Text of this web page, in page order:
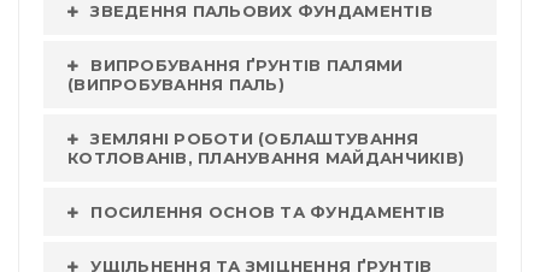
ЗВЕДЕННЯ ПАЛЬОВИХ ФУНДАМЕНТІВ
ВИПРОБУВАННЯ ҐРУНТІВ ПАЛЯМИ
(ВИПРОБУВАННЯ ПАЛЬ)
ЗЕМЛЯНІ РОБОТИ (ОБЛАШТУВАННЯ
КОТЛОВАНІВ, ПЛАНУВАННЯ МАЙДАНЧИКІВ)
ПОСИЛЕННЯ ОСНОВ ТА ФУНДАМЕНТІВ
УЩІЛЬНЕННЯ ТА ЗМІЦНЕННЯ ҐРУНТІВ